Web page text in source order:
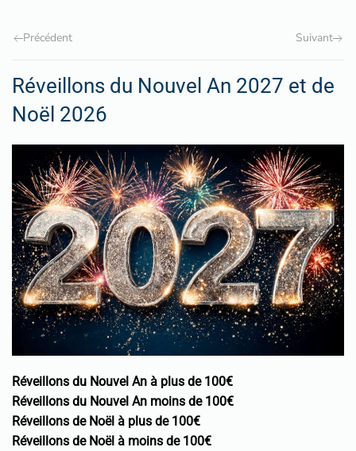
Précédent Suivant
Réveillons du Nouvel An 2027 et de
Noël 2026
Réveillons du Nouvel An à plus de 100€
Réveillons du Nouvel An moins de 100€
Réveillons de Noël à plus de 100€
Réveillons de Noël à moins de 100€